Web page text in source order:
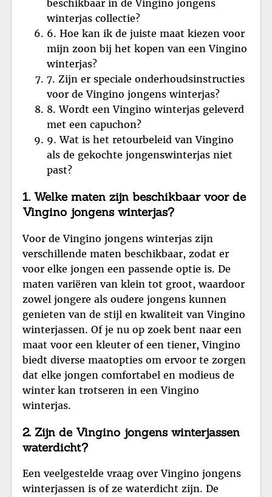
beschikbaar in de Vingino jongens
winterjas collectie?
6. Hoe kan ik de juiste maat kiezen voor
mijn zoon bij het kopen van een Vingino
winterjas?
7. Zijn er speciale onderhoudsinstructies
voor de Vingino jongens winterjas?
8. Wordt een Vingino winterjas geleverd
met een capuchon?
9. Wat is het retourbeleid van Vingino
als de gekochte jongenswinterjas niet
past?
1. Welke maten zijn beschikbaar voor de
Vingino jongens winterjas?
Voor de Vingino jongens winterjas zijn
verschillende maten beschikbaar, zodat er
voor elke jongen een passende optie is. De
maten variëren van klein tot groot, waardoor
zowel jongere als oudere jongens kunnen
genieten van de stijl en kwaliteit van Vingino
winterjassen. Of je nu op zoek bent naar een
maat voor een kleuter of een tiener, Vingino
biedt diverse maatopties om ervoor te zorgen
dat elke jongen comfortabel en modieus de
winter kan trotseren in een Vingino
winterjas.
2. Zijn de Vingino jongens winterjassen
waterdicht?
Een veelgestelde vraag over Vingino jongens
winterjassen is of ze waterdicht zijn. De